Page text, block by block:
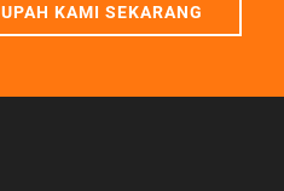
UPAH KAMI SEKARANG